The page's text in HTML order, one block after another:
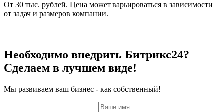
От 30 тыс. рублей. Цена может варьироваться в зависимости
от задач и размеров компании.
Необходимо внедрить Битрикс24?
Сделаем в лучшем виде!
Мы развиваем ваш бизнес - как собственный!